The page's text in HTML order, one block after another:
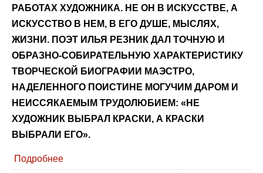
РАБОТАХ ХУДОЖНИКА. НЕ ОН В ИСКУССТВЕ, А
ИСКУССТВО В НЕМ, В ЕГО ДУШЕ, МЫСЛЯХ,
ЖИЗНИ. ПОЭТ ИЛЬЯ РЕЗНИК ДАЛ ТОЧНУЮ И
ОБРАЗНО-СОБИРАТЕЛЬНУЮ ХАРАКТЕРИСТИКУ
ТВОРЧЕСКОЙ БИОГРАФИИ МАЭСТРО,
НАДЕЛЕННОГО ПОИСТИНЕ МОГУЧИМ ДАРОМ И
НЕИССЯКАЕМЫМ ТРУДОЛЮБИЕМ: «НЕ
ХУДОЖНИК ВЫБРАЛ КРАСКИ, А КРАСКИ
ВЫБРАЛИ ЕГО».
Подробнее